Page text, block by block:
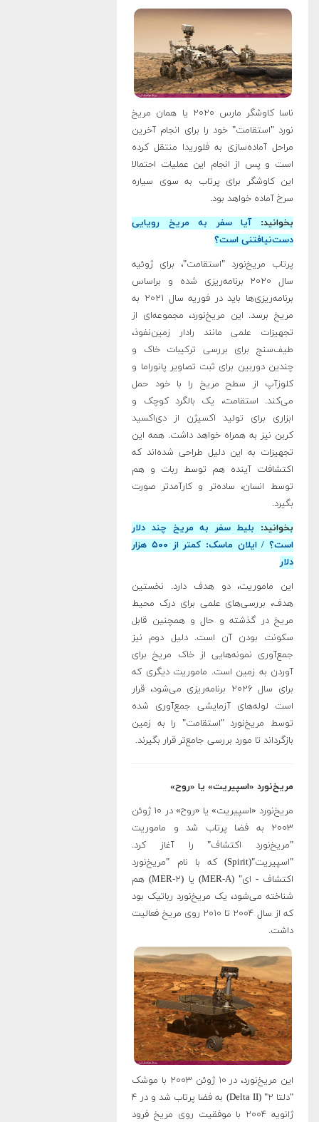
ناسا کاوشگر مارس ۲۰۲۰ یا همان مریخ
نورد "استقامت" خود را برای انجام آخرین
مراحل آماده‌سازی‌ به فلوریدا منتقل کرده
است و پس از انجام این عملیات احتمالا
این کاوشگر برای پرتاب به سوی سیاره
سرخ آماده خواهد بود.
بخوانید:آیا سفر به مریخ رویایی
دست‌نیافتنی است؟
پرتاب مریخ‌نورد "استقامت"، برای ژوئیه
سال ۲۰۲۰ برنامه‌ریزی شده و براساس
برنامه‌ریزی‌ها باید در فوریه سال ۲۰۲۱ به
مریخ برسد. این مریخ‌نورد، مجموعه‌ای از
تجهیزات علمی مانند رادار زمین‌نفوذ،
طیف‌سنج برای بررسی ترکیبات خاک و
چندین دوربین برای ثبت تصاویر پانوراما و
کلوزآپ از سطح مریخ را با خود حمل
می‌کند. استقامت، یک بالگرد کوچک و
ابزاری برای تولید اکسیژن از دی‌اکسید
کربن نیز به همراه خواهد داشت. همه این
تجهیزات به این دلیل طراحی شده‌اند که
اکتشافات آینده هم توسط ربات و هم
توسط انسان، ساده‌تر و کارآمدتر صورت
بگیرد.
بخوانید: بلیط سفر به مریخ چند دلار
است؟ / ایلان ماسک:‌ کمتر از ۵۰۰ هزار
دلار
این ماموریت، دو هدف دارد. نخستین
هدف، بررسی‌های علمی برای درک محیط
مریخ در گذشته و حال و همچنین قابل
سکونت بودن آن است. دلیل دوم نیز
جمع‌آوری نمونه‌هایی از خاک مریخ برای
آوردن به زمین است. ماموریت دیگری که
برای سال ۲۰۲۶ برنامه‌ریزی می‌شود، قرار
است لوله‌های آزمایشی جمع‌آوری شده
توسط مریخ‌نورد "استقامت" را به زمین
بازگرداند تا مورد بررسی جامع‌تر قرار بگیرند.
مریخ‌نورد «اسپیریت» یا «روح»
مریخ‌نورد «اسپیریت» یا «روح» در ۱۰ ژوئن
۲۰۰۳ به فضا پرتاب شد و ماموریت
"مریخ‌نورد اکتشاف" را آغاز کرد.
"اسپیریت"(Spirit) که با نام "مریخ‌نورد
اکتشاف - ای" (MER-A) یا (MER-۲) هم
شناخته می‌شود، یک مریخ‌نورد رباتیک بود
که از سال ۲۰۰۴ تا ۲۰۱۰ روی مریخ فعالیت
داشت.
این مریخ‌نورد، در ۱۰ ژوئن ۲۰۰۳ با موشک
"دلتا ۲" (Delta II) به فضا پرتاب شد و در ۴
ژانویه ۲۰۰۴ با موفقیت روی مریخ فرود